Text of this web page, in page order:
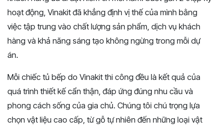
hoạt động, Vinakit đã khẳng định vị thế của mình bằng
việc tập trung vào chất lượng sản phẩm, dịch vụ khách
hàng và khả năng sáng tạo không ngừng trong mỗi dự
án.
Mỗi chiếc tủ bếp do Vinakit thi công đều là kết quả của
quá trình thiết kế cẩn thận, đáp ứng đúng nhu cầu và
phong cách sống của gia chủ. Chúng tôi chú trọng lựa
chọn vật liệu cao cấp, từ gỗ tự nhiên đến những loại vật